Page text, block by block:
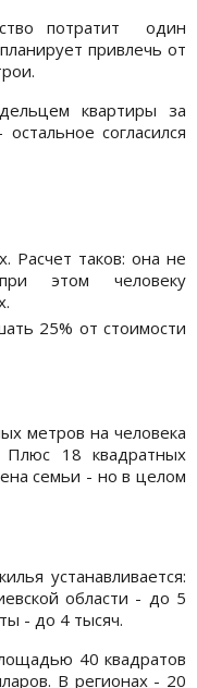
потратит один
привлечь от
квартиры за
согласился
Расчет таков: она не
этом человеку
25% от стоимости
метров на человека
18 квадратных
семьи - но в целом
устанавливается:
области - до 5
- до 4 тысяч.
40 квадратов
В регионах - 20